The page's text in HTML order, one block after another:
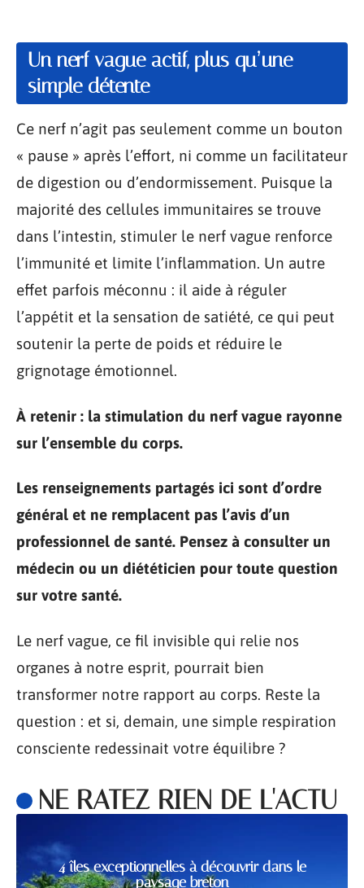
Un nerf vague actif, plus qu’une
simple détente
Ce nerf n’agit pas seulement comme un bouton
« pause » après l’effort, ni comme un facilitateur
de digestion ou d’endormissement. Puisque la
majorité des cellules immunitaires se trouve
dans l’intestin, stimuler le nerf vague renforce
l’immunité et limite l’inflammation. Un autre
effet parfois méconnu : il aide à réguler
l’appétit et la sensation de satiété, ce qui peut
soutenir la perte de poids et réduire le
grignotage émotionnel.
À retenir : la stimulation du nerf vague rayonne
sur l’ensemble du corps.
Les renseignements partagés ici sont d’ordre
général et ne remplacent pas l’avis d’un
professionnel de santé. Pensez à consulter un
médecin ou un diététicien pour toute question
sur votre santé.
Le nerf vague, ce fil invisible qui relie nos
organes à notre esprit, pourrait bien
transformer notre rapport au corps. Reste la
question : et si, demain, une simple respiration
consciente redessinait votre équilibre ?
NE RATEZ RIEN DE L'ACTU
4 îles exceptionnelles à découvrir dans le
paysage breton